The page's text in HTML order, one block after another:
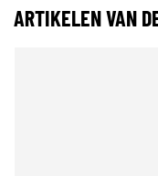
ARTIKELEN VAN